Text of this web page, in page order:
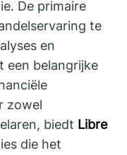
De primaire
te
en
een belangrijke
zowel
biedt Libre
die het